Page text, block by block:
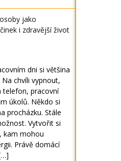
jako
i zdravější život
dni si většina
chvíli vypnout,
telefon, pracovní
úkolů. Někdo si
procházku. Stále
Vytvořit si
kam mohou
Právě domácí